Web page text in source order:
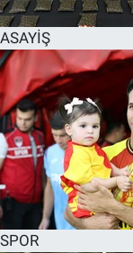
ASAYİŞ
SPOR